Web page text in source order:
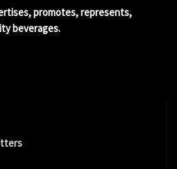
promotes, represents,
beverages.